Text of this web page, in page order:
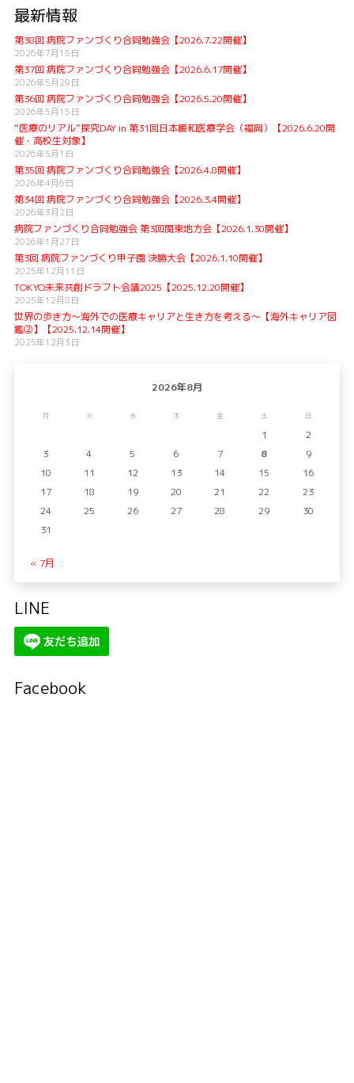
最新情報
第38回 病院ファンづくり合同勉強会【2026.7.22開催】
2026年7月15日
第37回 病院ファンづくり合同勉強会【2026.6.17開催】
2026年5月29日
第36回 病院ファンづくり合同勉強会【2026.5.20開催】
2026年5月15日
“医療のリアル”探究DAY in 第31回日本緩和医療学会（福岡）【2026.6.20開
催・高校生対象】
2026年5月1日
第35回 病院ファンづくり合同勉強会【2026.4.8開催】
2026年4月6日
第34回 病院ファンづくり合同勉強会【2026.3.4開催】
2026年3月2日
病院ファンづくり合同勉強会 第3回関東地方会【2026.1.30開催】
2026年1月27日
第3回 病院ファンづくり甲子園 決勝大会【2026.1.10開催】
2025年12月11日
TOKYO未来共創ドラフト会議2025【2025.12.20開催】
2025年12月8日
世界の歩き方〜海外での医療キャリアと生き方を考える〜【海外キャリア図
鑑②】【2025.12.14開催】
2025年12月3日
2026年8月
月 火 水 木 金 土 日
1
2
3
4 5 6 7 8
9
10
11 12 13 14 15
16
17
18 19 20 21 22
23
24
25 26 27 28 29
30
31
« 7月
LINE
Facebook